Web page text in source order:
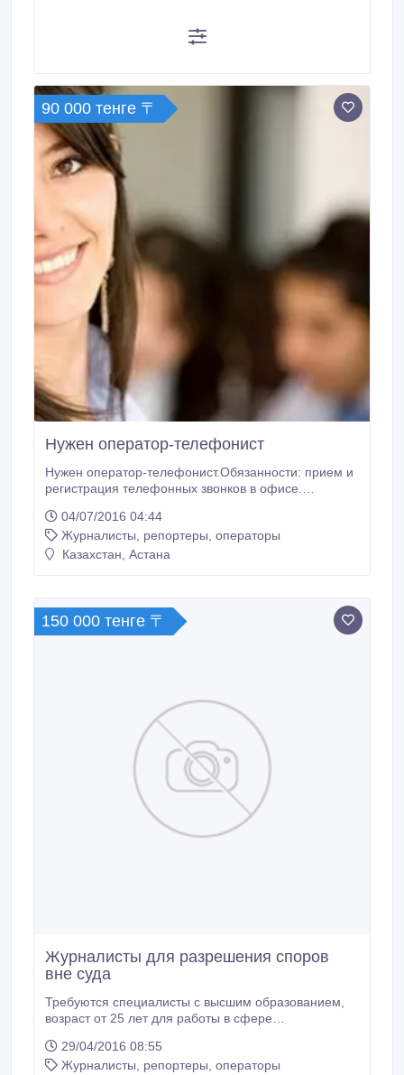
90 000 тенге 〒
Нужен оператор-телефонист
Нужен оператор-телефонист.Обязанности: прием и
регистрация телефонных звонков в офисе.
базовом уровне, ответственность,
обучаемость.87784061227.
04/07/2016 04:44
Журналисты, репортеры, операторы
Казахстан, Астана
150 000 тенге 〒
Журналисты для разрешения споров
вне суда
Требуются специалисты с высшим образованием,
возраст от 25 лет для работы в сфере
споров(конфликтов) вне суда.В законе "о
Медиации" обратить внимание на ст1, 9, 22
29/04/2016 08:55
Журналисты, репортеры, операторы